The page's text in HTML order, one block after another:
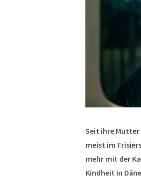
Seit ihre Mutter
meist im
mehr mit der
Kindheit in